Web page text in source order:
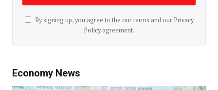
By signing up, you agree to the our terms and our Privacy
Policyagreement.
Economy News